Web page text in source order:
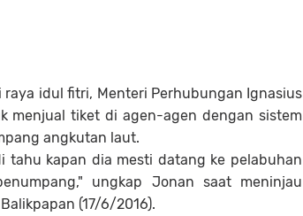
raya idul fitri, Menteri Perhubungan Ignasius
menjual tiket di agen-agen dengan sistem
angkutan laut.
tahu kapan dia mesti datang ke pelabuhan
ungkap Jonan saat meninjau
(17/6/2016).